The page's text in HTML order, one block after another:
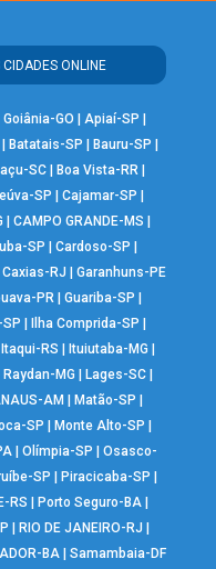
CIDADES ONLINE
GO Apiaí-SP
Batatais-SP Bauru-SP
SC Boa Vista-RR
SP Cajamar-SP
|CAMPO GRANDE-MS
SP Cardoso-SP
Caxias-RJ
Garanhuns-PE
PR| Guariba-SP
SP Ilha Comprida-SP
Itaqui-RS Ituiutaba-MG
MG Lages-SC|
AM Matão-SP
SP Monte Alto-SP
|Olímpia-SP |Osasco-
SP Piracicaba-SP
RS Porto Seguro-BA
RIO DE JANEIRO-RJ
BA| Samambaia-DF